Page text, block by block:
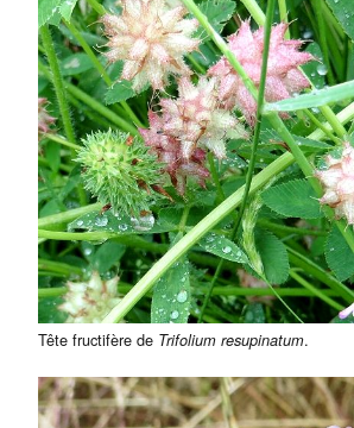
Tête fructifère de Trifolium resupinatum.